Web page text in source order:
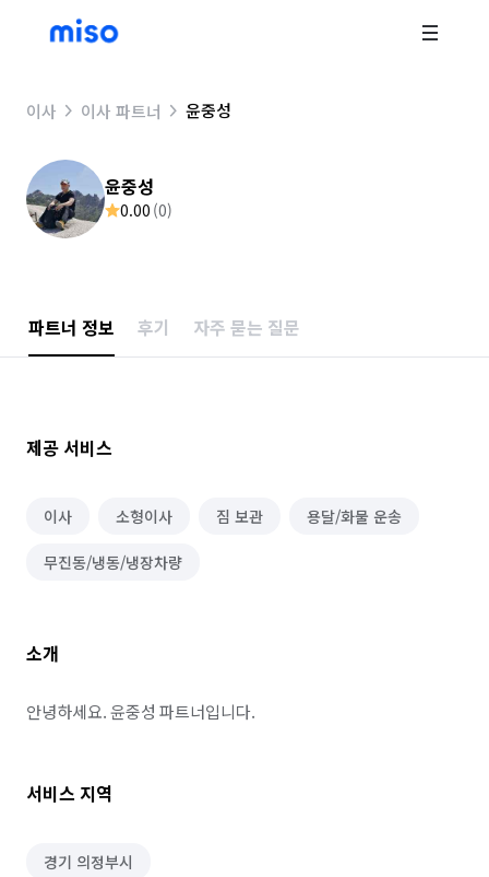
이사 이사 파트너 윤중성
윤중성
0.00 (0)
파트너 정보 후기 자주 묻는 질문
제공 서비스
이사 소형이사 짐 보관 용달/화물 운송
무진동/냉동/냉장차량
소개
안녕하세요. 윤중성 파트너입니다.
서비스 지역
경기 의정부시